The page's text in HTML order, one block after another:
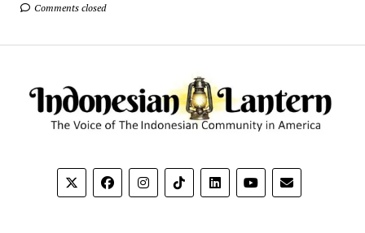
Comments closed